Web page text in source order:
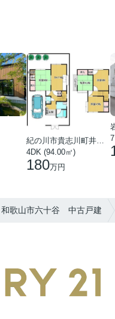
4DK (94.00㎡)
180万円
和歌山市六十谷 中古戸建